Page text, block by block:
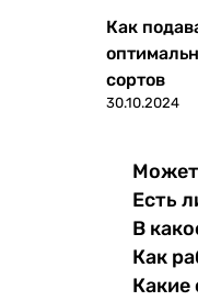
Как
сортов
30.10.2024
Есть
В
Как
Какие